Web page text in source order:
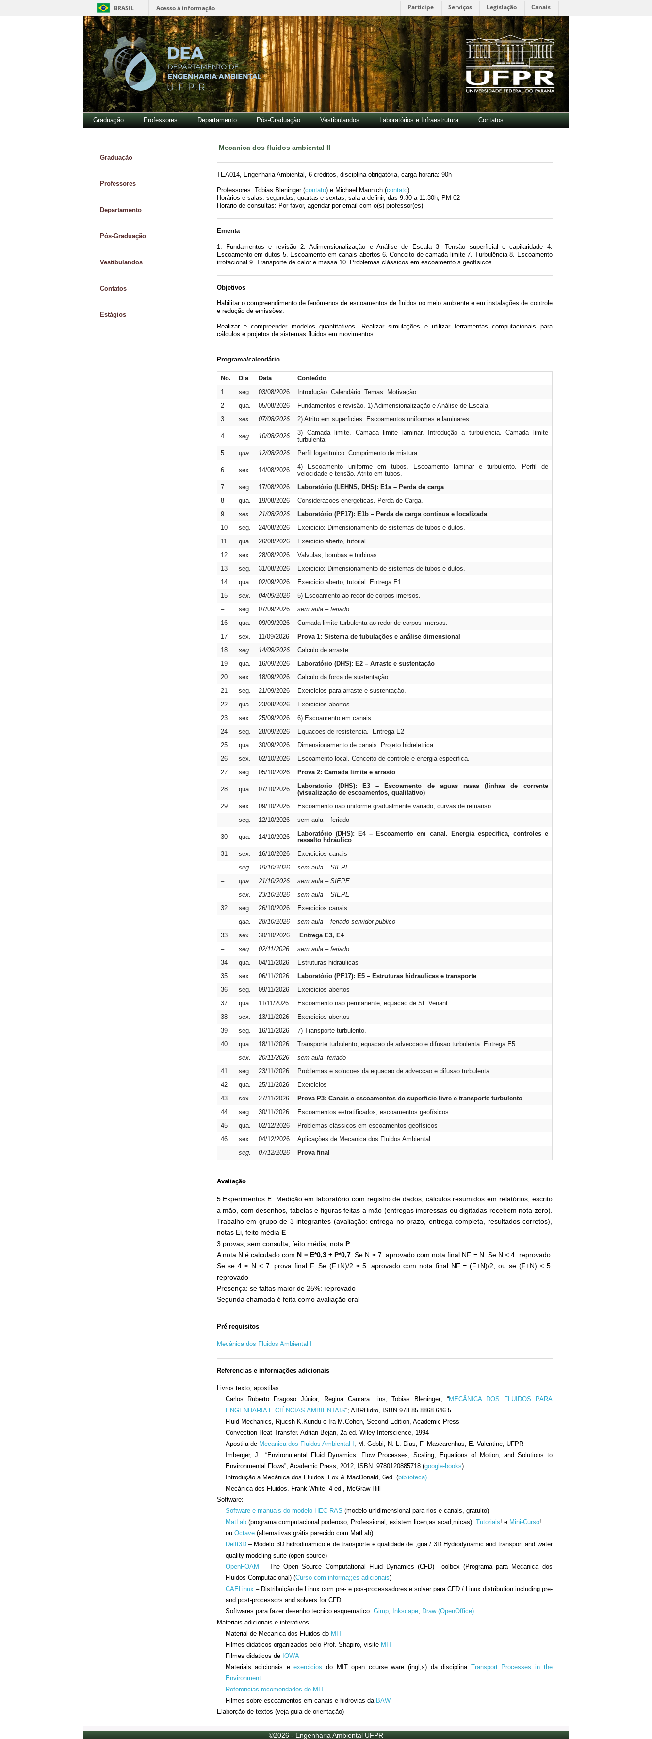
BRASIL Acesso à informação Participe Serviços Legislação Canais
Graduação Professores Departamento Pós-Graduação Vestibulandos Laboratórios e Infraestrutura Contatos
Graduação
Professores
Departamento
Pós-Graduação
Vestibulandos
Contatos
Estágios
Mecanica dos fluidos ambiental II
TEA014, Engenharia Ambiental, 6 créditos, disciplina obrigatória, carga horaria: 90h
Professores: Tobias Bleninger (contato) e Michael Mannich (contato)
Horários e salas: segundas, quartas e sextas, sala a definir, das 9:30 a 11:30h, PM-02
Horário de consultas: Por favor, agendar por email com o(s) professor(es)
Ementa
1. Fundamentos e revisão 2. Adimensionalização e Análise de Escala 3. Tensão superficial e capilaridade 4.
Escoamento em dutos 5. Escoamento em canais abertos 6. Conceito de camada limite 7. Turbulência 8. Escoamento
irrotacional 9. Transporte de calor e massa 10. Problemas clássicos em escoamento s geofísicos.
Objetivos
Habilitar o compreendimento de fenômenos de escoamentos de fluidos no meio ambiente e em instalações de controle
e redução de emissões.
Realizar e compreender modelos quantitativos. Realizar simulações e utilizar ferramentas computacionais para
cálculos e projetos de sistemas fluidos em movimentos.
Programa/calendário
No. Dia Data
Conteúdo
1
seg. 03/08/2026
Introdução. Calendário. Temas. Motivação.
2
qua. 05/08/2026
Fundamentos e revisão. 1) Adimensionalização e Análise de Escala.
3
sex. 07/08/2026 2) Atrito em superficies. Escoamentos uniformes e laminares.
4 seg. 10/08/2026
3) Camada limite. Camada limite laminar. Introdução a turbulencia. Camada limite
turbulenta.
5
qua. 12/08/2026 Perfil logaritmico. Comprimento de mistura.
6 sex. 14/08/2026
4) Escoamento uniforme em tubos. Escoamento laminar e turbulento. Perfil de
velocidade e tensão. Atrito em tubos.
7
seg. 17/08/2026
Laboratório (LEHNS, DHS): E1a – Perda de carga
8
qua. 19/08/2026
Consideracoes energeticas. Perda de Carga.
9
sex. 21/08/2026
Laboratório (PF17): E1b – Perda de carga continua e localizada
10
seg. 24/08/2026
Exercicio: Dimensionamento de sistemas de tubos e dutos.
11
qua. 26/08/2026
Exercicio aberto, tutorial
12
sex. 28/08/2026
Valvulas, bombas e turbinas.
13
seg. 31/08/2026
Exercicio: Dimensionamento de sistemas de tubos e dutos.
14
qua. 02/09/2026
Exercicio aberto, tutorial. Entrega E1
15
sex. 04/09/2026
5) Escoamento ao redor de corpos imersos.
–
seg. 07/09/2026
sem aula – feriado
16
qua. 09/09/2026
Camada limite turbulenta ao redor de corpos imersos.
17
sex. 11/09/2026
Prova 1: Sistema de tubulações e análise dimensional
18
seg. 14/09/2026
Calculo de arraste.
19
qua. 16/09/2026
Laboratório (DHS): E2 – Arraste e sustentação
20
sex. 18/09/2026
Calculo da forca de sustentação.
21
seg. 21/09/2026
Exercicios para arraste e sustentação.
22
qua. 23/09/2026
Exercicios abertos
23
sex. 25/09/2026
6) Escoamento em canais.
24
seg. 28/09/2026
Equacoes de resistencia. Entrega E2
25
qua. 30/09/2026
Dimensionamento de canais. Projeto hidreletrica.
26
sex. 02/10/2026
Escoamento local. Conceito de controle e energia especifica.
27
seg. 05/10/2026 Prova 2: Camada limite e arrasto
28 qua. 07/10/2026
Laboratorio (DHS): E3 – Escoamento de aguas rasas (linhas de corrente
(visualização de escoamentos, qualitativo)
29
sex. 09/10/2026
Escoamento nao uniforme gradualmente variado, curvas de remanso.
–
seg. 12/10/2026 sem aula – feriado
30 qua. 14/10/2026
Laboratório (DHS): E4 – Escoamento em canal. Energia especifica, controles e
ressalto hdráulico
31
sex. 16/10/2026
Exercicios canais
–
seg. 19/10/2026
sem aula – SIEPE
–
qua. 21/10/2026
sem aula – SIEPE
–
sex. 23/10/2026
sem aula – SIEPE
32
seg. 26/10/2026
Exercicios canais
–
qua. 28/10/2026
sem aula – feriado servidor publico
33
sex. 30/10/2026
Entrega E3, E4
–
seg. 02/11/2026
sem aula – feriado
34
qua. 04/11/2026
Estruturas hidraulicas
35
sex. 06/11/2026
Laboratório (PF17): E5 – Estruturas hidraulicas e transporte
36
seg. 09/11/2026
Exercicios abertos
37
qua. 11/11/2026
Escoamento nao permanente, equacao de St. Venant.
38
sex. 13/11/2026
Exercicios abertos
39
seg. 16/11/2026
7) Transporte turbulento.
40
qua. 18/11/2026
Transporte turbulento, equacao de adveccao e difusao turbulenta. Entrega E5
–
sex. 20/11/2026
sem aula -feriado
41
seg. 23/11/2026
Problemas e solucoes da equacao de adveccao e difusao turbulenta
42
qua. 25/11/2026
Exercicios
43
sex. 27/11/2026
Prova P3: Canais e escoamentos de superficie livre e transporte turbulento
44
seg. 30/11/2026
Escoamentos estratificados, escoamentos geofísicos.
45
qua. 02/12/2026
Problemas clássicos em escoamentos geofísicos
46
sex. 04/12/2026
Aplicações de Mecanica dos Fluidos Ambiental
–
seg. 07/12/2026 Prova final
Avaliação
5 Experimentos E: Medição em laboratório com registro de dados, cálculos resumidos em relatórios, escrito
a mão, com desenhos, tabelas e figuras feitas a mão (entregas impressas ou digitadas recebem nota zero).
Trabalho em grupo de 3 integrantes (avaliação: entrega no prazo, entrega completa, resultados corretos),
notas Ei, feito média E
3 provas, sem consulta, feito média, nota P.
A nota N é calculado com N = E*0,3 + P*0,7 . Se N ≥ 7: aprovado com nota final NF = N. Se N < 4: reprovado.
Se se 4 ≤ N < 7: prova final F. Se (F+N)/2 ≥ 5: aprovado com nota final NF = (F+N)/2, ou se (F+N) < 5:
reprovado
Presença: se faltas maior de 25%: reprovado
Segunda chamada é feita como avaliação oral
Pré requisitos
Mecânica dos Fluidos Ambiental I
Referencias e informações adicionais
Livros texto, apostilas:
Carlos Ruberto Fragoso Júnior; Regina Camara Lins; Tobias Bleninger; “MECÂNICA DOS FLUIDOS PARA
ENGENHARIA E CIÊNCIAS AMBIENTAIS“; ABRHidro, ISBN 978-85-8868-646-5
Fluid Mechanics, Rjucsh K.Kundu e Ira M.Cohen, Second Edition, Academic Press
Convection Heat Transfer. Adrian Bejan, 2a ed. Wiley-Interscience, 1994
Apostila de Mecanica dos Fluidos Ambiental I , M. Gobbi, N. L. Dias, F. Mascarenhas, E. Valentine, UFPR
Imberger, J., “Environmental Fluid Dynamics: Flow Processes, Scaling, Equations of Motion, and Solutions to
Environmental Flows”, Academic Press, 2012, ISBN: 9780120885718 (google-books)
Introdução a Mecánica dos Fluidos. Fox & MacDonald, 6ed. (biblioteca)
Mecánica dos Fluidos. Frank White, 4 ed., McGraw-Hill
Software:
Software e manuais do modelo HEC-RAS (modelo unidimensional para rios e canais, gratuito)
MatLab(programa computacional poderoso, Professional, existem licen;as acad;micas). Tutoriais! e Mini-Curso!
ou Octave(alternativas grátis parecido com MatLab)
Delft3D– Modelo 3D hidrodinamico e de transporte e qualidade de ;gua / 3D Hydrodynamic and transport and water
quality modeling suite (open source)
OpenFOAM – The Open Source Computational Fluid Dynamics (CFD) Toolbox (Programa para Mecanica dos
Fluidos Computacional) (Curso com informa;;es adicionais)
CAELinux – Distribuição de Linux com pre- e pos-processadores e solver para CFD / Linux distribution including pre-
and post-processors and solvers for CFD
Softwares para fazer desenho tecnico esquematico: Gimp, Inkscape, Draw (OpenOffice)
Materiais adicionais e interativos:
Material de Mecanica dos Fluidos do MIT
Filmes didaticos organizados pelo Prof. Shapiro, visite MIT
Filmes didaticos de IOWA
Materiais adicionais eexercicios do MIT open course ware (ingl;s) da disciplina Transport Processes in the
Environment
Referencias recomendados do MIT
Filmes sobre escoamentos em canais e hidrovias da BAW
Elaborção de textos (veja guia de orientação)
©2026 - Engenharia Ambiental UFPR